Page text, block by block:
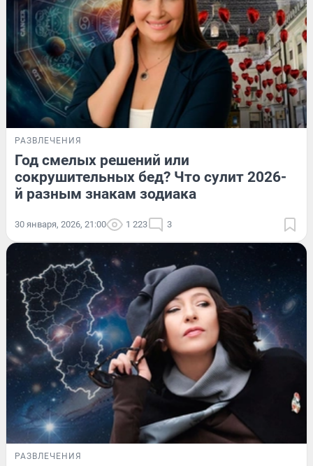
РАЗВЛЕЧЕНИЯ
Год смелых решений или
сокрушительных бед? Что сулит 2026-
й разным знакам зодиака
30 января, 2026, 21:00 1 223 3
РАЗВЛЕЧЕНИЯ